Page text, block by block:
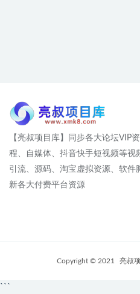
【亮叔项目库】同步各大论坛VIP
程、自媒体、抖音快手短视频等视
引流、源码、淘宝虚拟资源、软件
新各大付费平台资源
Copyright © 2021 亮叔
```